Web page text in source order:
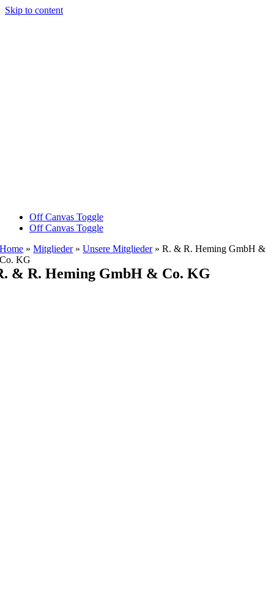
Skip to content
Off Canvas Toggle
Off Canvas Toggle
Home »Mitglieder»Unsere Mitglieder»R. & R. Heming GmbH &
Co. KG
& R. Heming GmbH & Co. KG